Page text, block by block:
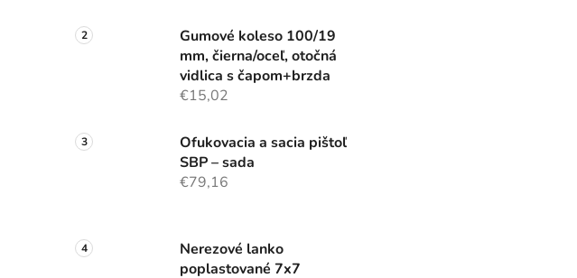
Gumové koleso 100/19
mm, čierna/oceľ, otočná
vidlica s čapom+brzda
€15,02
Ofukovacia a sacia pištoľ
SBP – sada
€79,16
Nerezové lanko
poplastované 7x7